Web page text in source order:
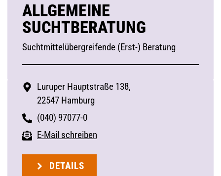
ALLGEMEINE
SUCHTBERATUNG
Suchtmittelübergreifende (Erst-) Beratung
Luruper Hauptstraße 138,
22547 Hamburg
(040) 97077-0
E-Mail schreiben
DETAILS